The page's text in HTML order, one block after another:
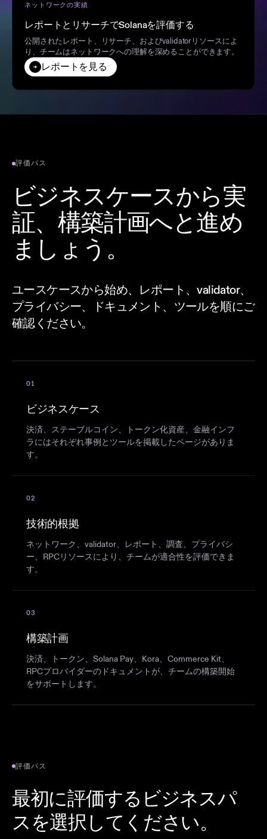
ネットワークの実績
レポートとリサーチでSolanaを評価する
公開されたレポート、リサーチ、およびvalidatorリソースによ
り、チームはネットワークへの理解を深めることができます。
レポートを見る
評価パス
ビジネスケースから実
証、構築計画へと進め
ましょう。
ユースケースから始め、レポート、validator、
プライバシー、ドキュメント、ツールを順にご
確認ください。
01
ビジネスケース
決済、ステーブルコイン、トークン化資産、金融インフ
ラにはそれぞれ事例とツールを掲載したページがありま
す。
02
技術的根拠
ネットワーク、validator、レポート、調査、プライバシ
ー、RPCリソースにより、チームが適合性を評価できま
す。
03
構築計画
決済、トークン、Solana Pay、Kora、Commerce Kit、
RPCプロバイダーのドキュメントが、チームの構築開始
をサポートします。
評価パス
最初に評価するビジネスパ
スを選択してください。